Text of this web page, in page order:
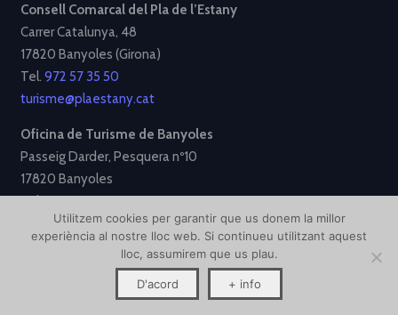
Consell Comarcal del Pla de l’Estany
Carrer Catalunya, 48
17820 Banyoles (Girona)
Tel. 972 57 35 50
turisme@plaestany.cat
Oficina de Turisme de Banyoles
Passeig Darder, Pesquera nº10
17820 Banyoles
Tel.972 58 34 70
turisme@ajbanyoles.org
[Política de Privacitat][Política de Cookies]
Disseny i desenvolupament perCreative Corner
Utilitzem cookies per garantir que us donem la millor
experiència al nostre lloc web. Si continueu utilitzant aquest
lloc, assumirem que us plau.
D'acord + info